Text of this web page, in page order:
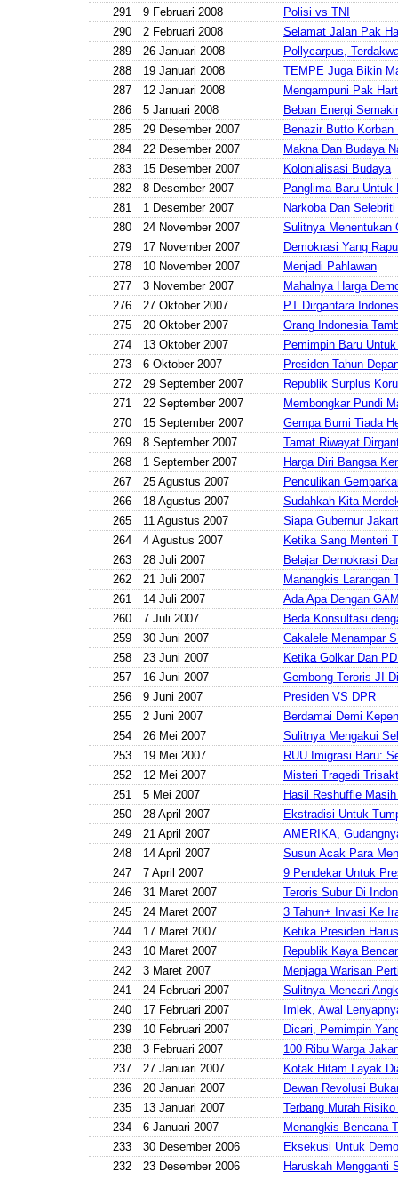
291
9 Februari 2008
Polisi vs TNI
290
2 Februari 2008
Selamat Jalan Pak
289
26 Januari 2008
Pollycarpus,
288
19 Januari 2008
TEMPE Juga Bikin
287
12 Januari 2008
Mengampuni Pak
286
5 Januari 2008
Beban Energi
285
29 Desember 2007
Benazir Butto Korban
284
22 Desember 2007
Makna Dan Budaya
283
15 Desember 2007
Kolonialisasi Budaya
282
8 Desember 2007
Panglima Baru Untuk
281
1 Desember 2007
Narkoba Dan Selebriti
280
24 November 2007
Sulitnya Menentukan
279
17 November 2007
Demokrasi Yang
278
10 November 2007
Menjadi Pahlawan
277
3 November 2007
Mahalnya Harga
276
27 Oktober 2007
PT Dirgantara
275
20 Oktober 2007
Orang Indonesia
274
13 Oktober 2007
Pemimpin Baru
273
6 Oktober 2007
Presiden Tahun
272
29 September 2007
Republik Surplus
271
22 September 2007
Membongkar Pundi
270
15 September 2007
Gempa Bumi Tiada
269
8 September 2007
Tamat Riwayat
268
1 September 2007
Harga Diri Bangsa
267
25 Agustus 2007
Penculikan
266
18 Agustus 2007
Sudahkah Kita
265
11 Agustus 2007
Siapa Gubernur
264
4 Agustus 2007
Ketika Sang Menteri
263
28 Juli 2007
Belajar Demokrasi
262
21 Juli 2007
Manangkis Larangan
261
14 Juli 2007
Ada Apa Dengan
260
7 Juli 2007
Beda Konsultasi
259
30 Juni 2007
Cakalele Menampar
258
23 Juni 2007
Ketika Golkar Dan
257
16 Juni 2007
Gembong Teroris JI
256
9 Juni 2007
Presiden VS DPR
255
2 Juni 2007
Berdamai Demi
254
26 Mei 2007
Sulitnya Mengakui
253
19 Mei 2007
RUU Imigrasi Baru:
252
12 Mei 2007
Misteri Tragedi
251
5 Mei 2007
Hasil Reshuffle
250
28 April 2007
Ekstradisi Untuk
249
21 April 2007
AMERIKA,
248
14 April 2007
Susun Acak Para
247
7 April 2007
9 Pendekar Untuk
246
31 Maret 2007
Teroris Subur Di
245
24 Maret 2007
3 Tahun+ Invasi Ke
244
17 Maret 2007
Ketika Presiden
243
10 Maret 2007
Republik Kaya
242
3 Maret 2007
Menjaga Warisan
241
24 Februari 2007
Sulitnya Mencari
240
17 Februari 2007
Imlek, Awal
239
10 Februari 2007
Dicari, Pemimpin
238
3 Februari 2007
100 Ribu Warga
237
27 Januari 2007
Kotak Hitam Layak
236
20 Januari 2007
Dewan Revolusi
235
13 Januari 2007
Terbang Murah
234
6 Januari 2007
Menangkis Bencana
233
30 Desember 2006
Eksekusi Untuk
232
23 Desember 2006
Haruskah Mengganti